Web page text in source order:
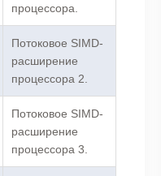
процессора.
Потоковое SIMD-
расширение
процессора 2.
Потоковое SIMD-
расширение
процессора 3.